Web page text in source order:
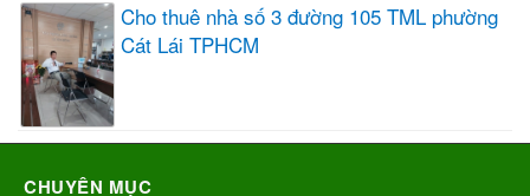
Cho thuê nhà số 3 đường 105 TML phường
Cát Lái TPHCM
CHUYÊN MỤC